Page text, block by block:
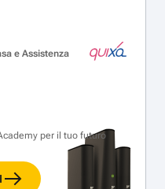
e Assistenza
per il tuo futuro